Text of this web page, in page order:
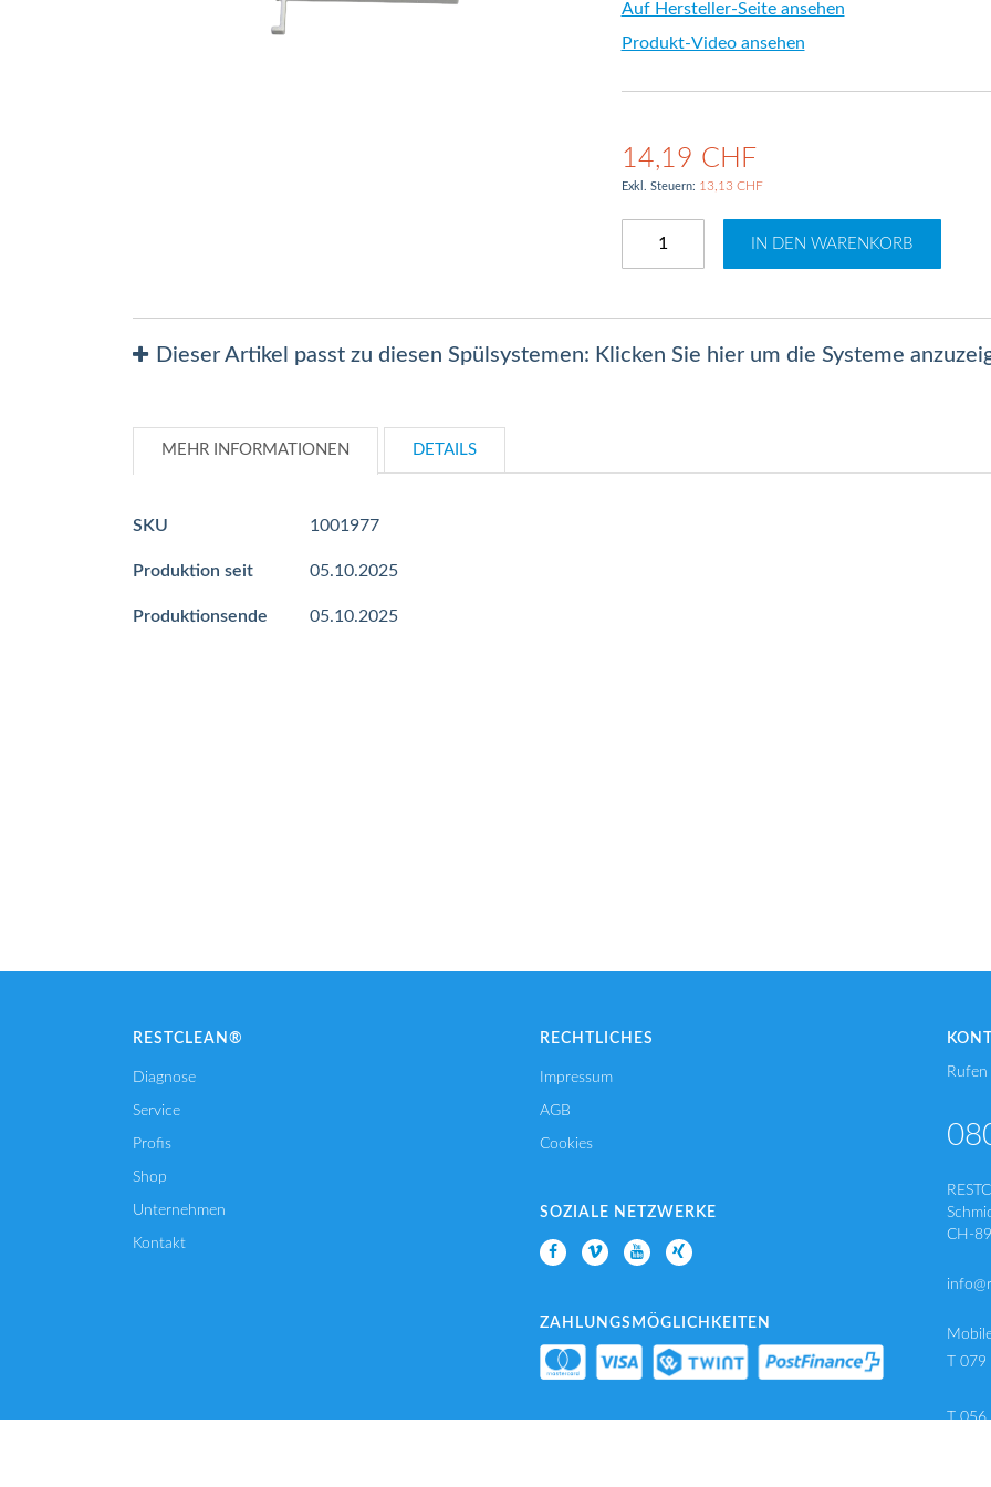
Auf Hersteller-Seite ansehen
Produkt-Video ansehen
14,19 CHF
13,13 CHF
IN DEN WARENKORB
Dieser Artikel passt zu diesen Spülsystemen: Klicken Sie hier um die Systeme
MEHR INFORMATIONEN
Mehr
SKU 1001977
Produktion seit 05.10.2025
Produktionsende 05.10.2025
DETAILS
RESTCLEAN®
Diagnose
Service
Profis
Shop
Unternehmen
Kontakt
RECHTLICHES
Impressum
AGB
Cookies
SOZIALE NETZWERKE
ZAHLUNGSMÖGLICHKEITEN
CH-
T
T 056